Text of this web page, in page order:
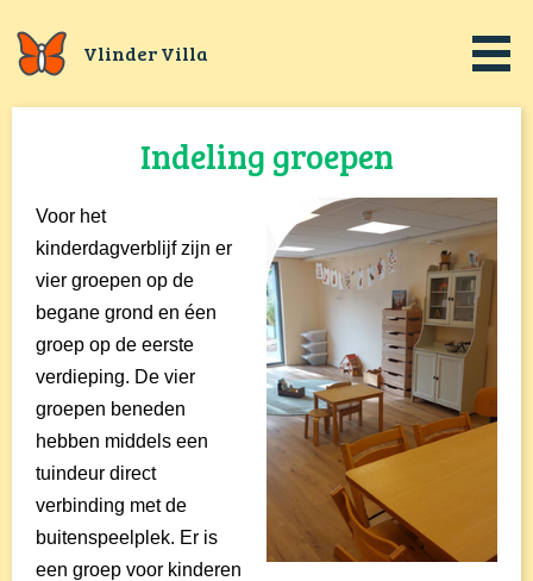
Vlinder Villa
Indeling groepen
Voor het
kinderdagverblijf zijn er
vier groepen op de
begane grond en éen
groep op de eerste
verdieping. De vier
groepen beneden
hebben middels een
tuindeur direct
verbinding met de
buitenspeelplek. Er is
een groep voor kinderen